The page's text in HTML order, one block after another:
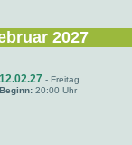
2027
12.02.27 - Freitag
Beginn: 20:00 Uhr